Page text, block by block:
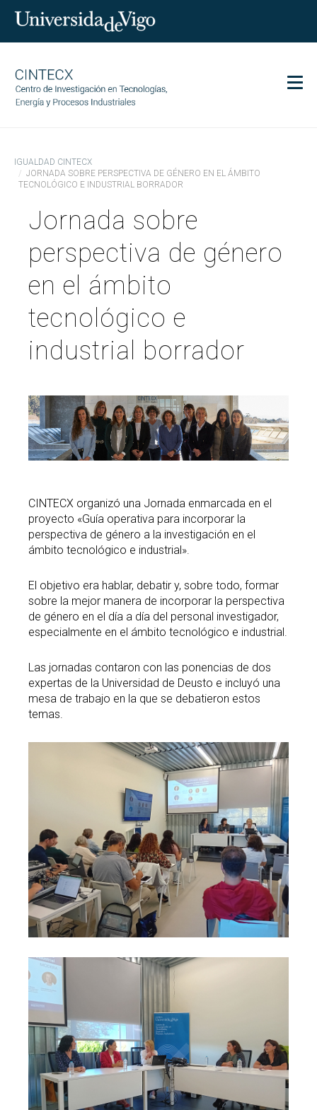
Investigación
Transferencia
Servicios
Comunicación
Igualdad
GL EN Search
Buscar
por:
BUSCAR
TwitterInstagramYoutubeLinkedin
IGUALDAD CINTECX
JORNADA SOBRE PERSPECTIVA DE GÉNERO EN EL ÁMBITO
TECNOLÓGICO E INDUSTRIAL BORRADOR
Jornada sobre
perspectiva de género
en el ámbito
tecnológico e
industrial borrador
CINTECX organizó una Jornada enmarcada en el
proyecto «Guía operativa para incorporar la
perspectiva de género a la investigación en el
ámbito tecnológico e industrial».
El objetivo era hablar, debatir y, sobre todo, formar
sobre la mejor manera de incorporar la perspectiva
de género en el día a día del personal investigador,
especialmente en el ámbito tecnológico e industrial.
Las jornadas contaron con las ponencias de dos
expertas de la Universidad de Deusto e incluyó una
mesa de trabajo en la que se debatieron estos
temas.